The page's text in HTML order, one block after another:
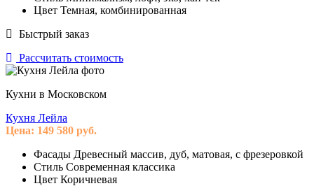
Цвет Темная, комбинированная
Быстрый заказ
Рассчитать стоимость
Кухни в Московском
Кухня Лейла
Цена: 149 580 руб.
Фасады Древесный массив, дуб, матовая, с фрезеровкой
Стиль Современная классика
Цвет Коричневая